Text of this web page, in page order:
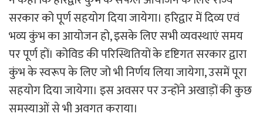
सरकार को पूर्ण सहयोग दिया जायेगा। हरिद्वार में दिव्य एवं
भव्य कुंभ का आयोजन हो, इसके लिए सभी व्यवस्थाएं समय
पर पूर्ण हों। कोविड की परिस्थितियों के दृष्टिगत सरकार द्वारा
कुंभ के स्वरूप के लिए जो भी निर्णय लिया जायेगा, उसमें पूरा
सहयोग दिया जायेगा। इस अवसर पर उन्होंने अखाड़ों की कुछ
समस्याओं से भी अवगत कराया।